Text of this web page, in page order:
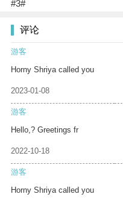
#3#
评论
游客
Horny Shriya called you
2023-01-08
游客
Hello,? Greetings fr
2022-10-18
游客
Horny Shriya called you